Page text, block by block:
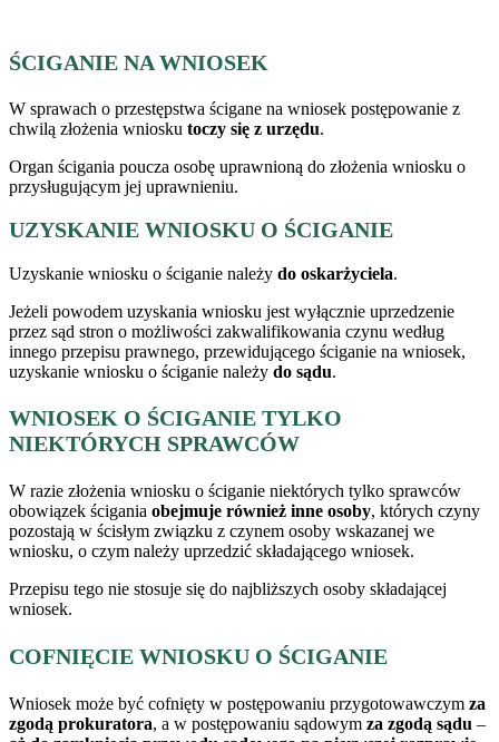
ŚCIGANIE NA WNIOSEK
W sprawach o przestępstwa ścigane na wniosek postępowanie z
chwilą złożenia wniosku toczy się z urzędu.
Organ ścigania poucza osobę uprawnioną do złożenia wniosku o
przysługującym jej uprawnieniu.
UZYSKANIE WNIOSKU O ŚCIGANIE
Uzyskanie wniosku o ściganie należy do oskarżyciela.
Jeżeli powodem uzyskania wniosku jest wyłącznie uprzedzenie
przez sąd stron o możliwości zakwalifikowania czynu według
innego przepisu prawnego, przewidującego ściganie na wniosek,
uzyskanie wniosku o ściganie należy do sądu.
WNIOSEK O ŚCIGANIE TYLKO
NIEKTÓRYCH SPRAWCÓW
W razie złożenia wniosku o ściganie niektórych tylko sprawców
obowiązek ścigania obejmuje również inne osoby, których czyny
pozostają w ścisłym związku z czynem osoby wskazanej we
wniosku, o czym należy uprzedzić składającego wniosek.
Przepisu tego nie stosuje się do najbliższych osoby składającej
wniosek.
COFNIĘCIE WNIOSKU O ŚCIGANIE
Wniosek może być cofnięty w postępowaniu przygotowawczym za
zgodą prokuratora, a w postępowaniu sądowym za zgodą sądu –